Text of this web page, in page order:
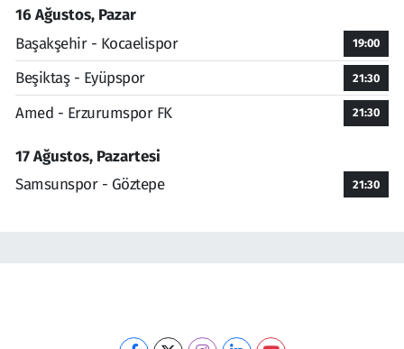
16 Ağustos, Pazar
Başakşehir - Kocaelispor
19:00
Beşiktaş - Eyüpspor 21:30
Amed - Erzurumspor FK 21:30
17 Ağustos, Pazartesi
Samsunspor - Göztepe
21:30